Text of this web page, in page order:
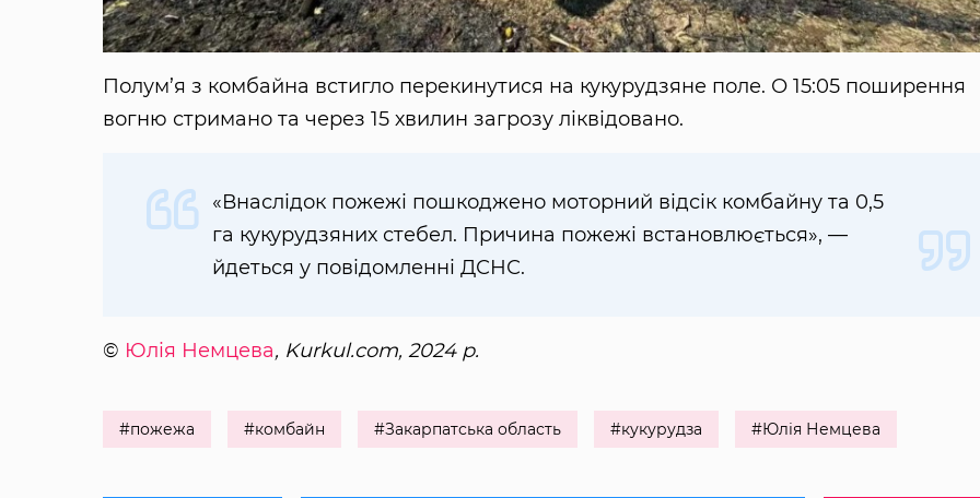
Полум’я з комбайна встигло перекинутися на кукурудзяне поле. О 15:05 поширення
вогню стримано та через 15 хвилин загрозу ліквідовано.
«Внаслідок пожежі пошкоджено моторний відсік комбайну та 0,5
га кукурудзяних стебел. Причина пожежі встановлюється», —
йдеться у повідомленні ДСНС.
© Юлія Немцева, Kurkul.com, 2024 р.
#пожежа #комбайн #Закарпатська область #кукурудза #Юлія Немцева